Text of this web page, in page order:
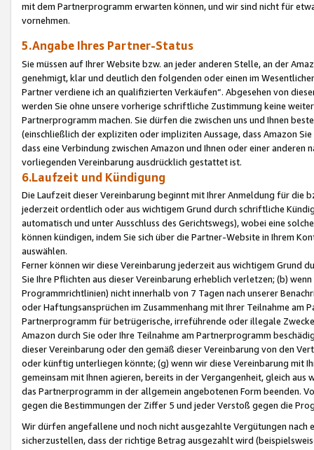
mit dem Partnerprogramm erwarten können, und wir sind nicht für
vornehmen.
5.Angabe Ihres Partner-Status
Sie müssen auf Ihrer Website bzw. an jeder anderen Stelle, an der
genehmigt, klar und deutlich den folgenden oder einen im
Partner verdiene ich an qualifizierten Verkäufen“. Abgesehen von
werden Sie ohne unsere vorherige schriftliche Zustimmung keine
Partnerprogramm machen. Sie dürfen die zwischen uns und Ihnen
(einschließlich der expliziten oder impliziten Aussage, dass Amazon
dass eine Verbindung zwischen Amazon und Ihnen oder einer
vorliegenden Vereinbarung ausdrücklich gestattet ist.
6.Laufzeit und Kündigung
Die Laufzeit dieser Vereinbarung beginnt mit Ihrer Anmeldung für die
jederzeit ordentlich oder aus wichtigem Grund durch schriftliche
automatisch und unter Ausschluss des Gerichtswegs), wobei eine
können kündigen, indem Sie sich über die Partner-Website in Ihrem
auswählen.
Ferner können wir diese Vereinbarung jederzeit aus wichtigem Grund
Sie Ihre Pflichten aus dieser Vereinbarung erheblich verletzen; (b)
Programmrichtlinien) nicht innerhalb von 7 Tagen nach unserer
oder Haftungsansprüchen im Zusammenhang mit Ihrer Teilnahme am
Partnerprogramm für betrügerische, irreführende oder illegale
Amazon durch Sie oder Ihre Teilnahme am Partnerprogramm
dieser Vereinbarung oder den gemäß dieser Vereinbarung von den
oder künftig unterliegen könnte; (g) wenn wir diese Vereinbarung mit
gemeinsam mit Ihnen agieren, bereits in der Vergangenheit, gleich
das Partnerprogramm in der allgemein angebotenen Form beenden.
gegen die Bestimmungen der Ziffer 5 und jeder Verstoß gegen die
Wir dürfen angefallene und noch nicht ausgezahlte Vergütungen
sicherzustellen, dass der richtige Betrag ausgezahlt wird